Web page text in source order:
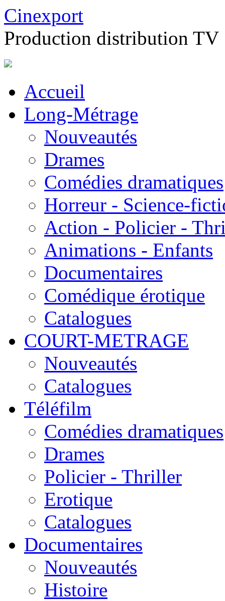
Cinexport
Production distribution TV
Accueil
Long-Métrage
Nouveautés
Drames
Comédies dramatiques
Horreur - Science-
Action - Policier -
Animations - Enfants
Documentaires
Comédique érotique
Catalogues
COURT-METRAGE
Nouveautés
Catalogues
Téléfilm
Comédies dramatiques
Drames
Policier - Thriller
Erotique
Catalogues
Documentaires
Nouveautés
Histoire